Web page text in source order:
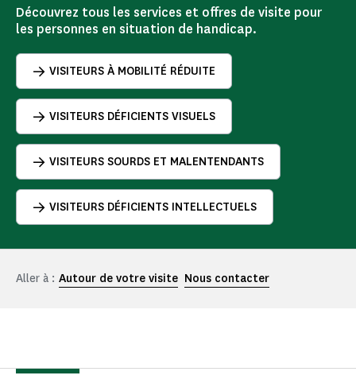
Découvrez tous les services et offres de visite pour
les personnes en situation de handicap.
VISITEURS À MOBILITÉ RÉDUITE
VISITEURS DÉFICIENTS VISUELS
VISITEURS SOURDS ET MALENTENDANTS
VISITEURS DÉFICIENTS INTELLECTUELS
Aller à : Autour de votre visite Nous contacter